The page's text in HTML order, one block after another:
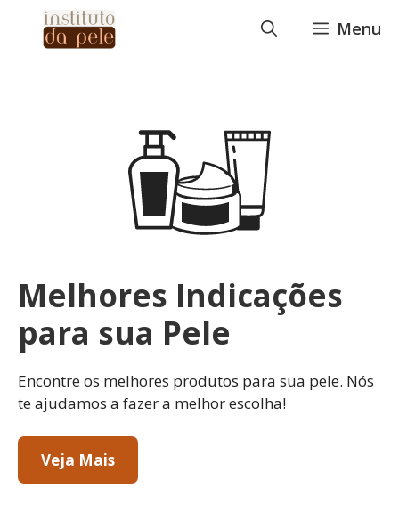
Menu
Melhores Indicações
para sua Pele
Encontre os melhores produtos para sua pele. Nós
te ajudamos a fazer a melhor escolha!
Veja Mais